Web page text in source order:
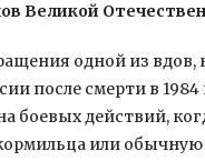
Великой
одной из вдов,
после смерти в
боевых действий,
или